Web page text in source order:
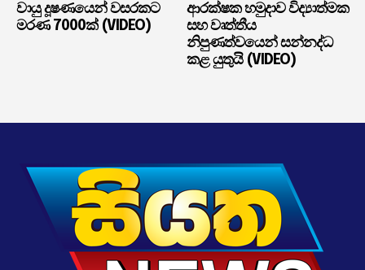
වායු දූෂණයෙන් වසරකට
මරණ 7000ක් (VIDEO)
ආරක්ෂක හමුදාව විද්‍යාත්මක
සහ වෘත්තීය
නිපුණත්වයෙන් සන්නද්ධ
කළ යුතුයි (VIDEO)